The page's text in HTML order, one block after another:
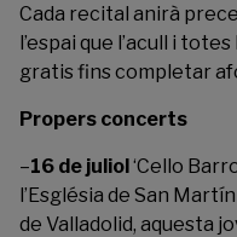
Cada recital anirà
l’espai que l’acull i
gratis fins completar
Propers concerts
–16 de juliol‘Cello
l’Església de San
de Valladolid, aquesta